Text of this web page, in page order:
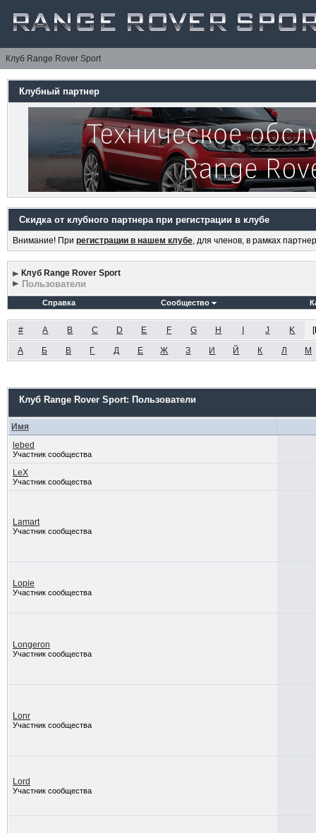
Клуб Range Rover Sport
Клубный партнер
Скидка от клубного партнера при регистрации в клубе
Внимание! При регистрации в нашем клубе, для членов, в рамках
Клуб Range Rover Sport
Пользователи
Справка Сообщество
# A B C D E F G H J K [
А Б В Г Д Е Ж З И Й К Л М
Клуб Range Rover Sport: Пользователи
Имя
lebed
Участник сообщества
LeX
Участник сообщества
Lamart
Участник сообщества
Lopie
Участник сообщества
Longeron
Участник сообщества
Lonr
Участник сообщества
Lord
Участник сообщества